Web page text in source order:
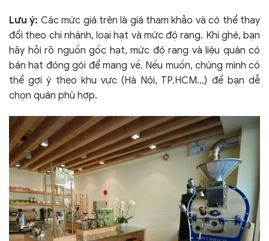
Lưu ý: Các mức giá trên là giá tham khảo và có thể thay
đổi theo chi nhánh, loại hạt và mức độ rang. Khi ghé, bạn
hãy hỏi rõ nguồn gốc hạt, mức độ rang và liệu quán có
bán hạt đóng gói để mang về. Nếu muốn, chúng mình có
thể gợi ý theo khu vực (Hà Nội, TP.HCM…) để bạn dễ
chọn quán phù hợp.